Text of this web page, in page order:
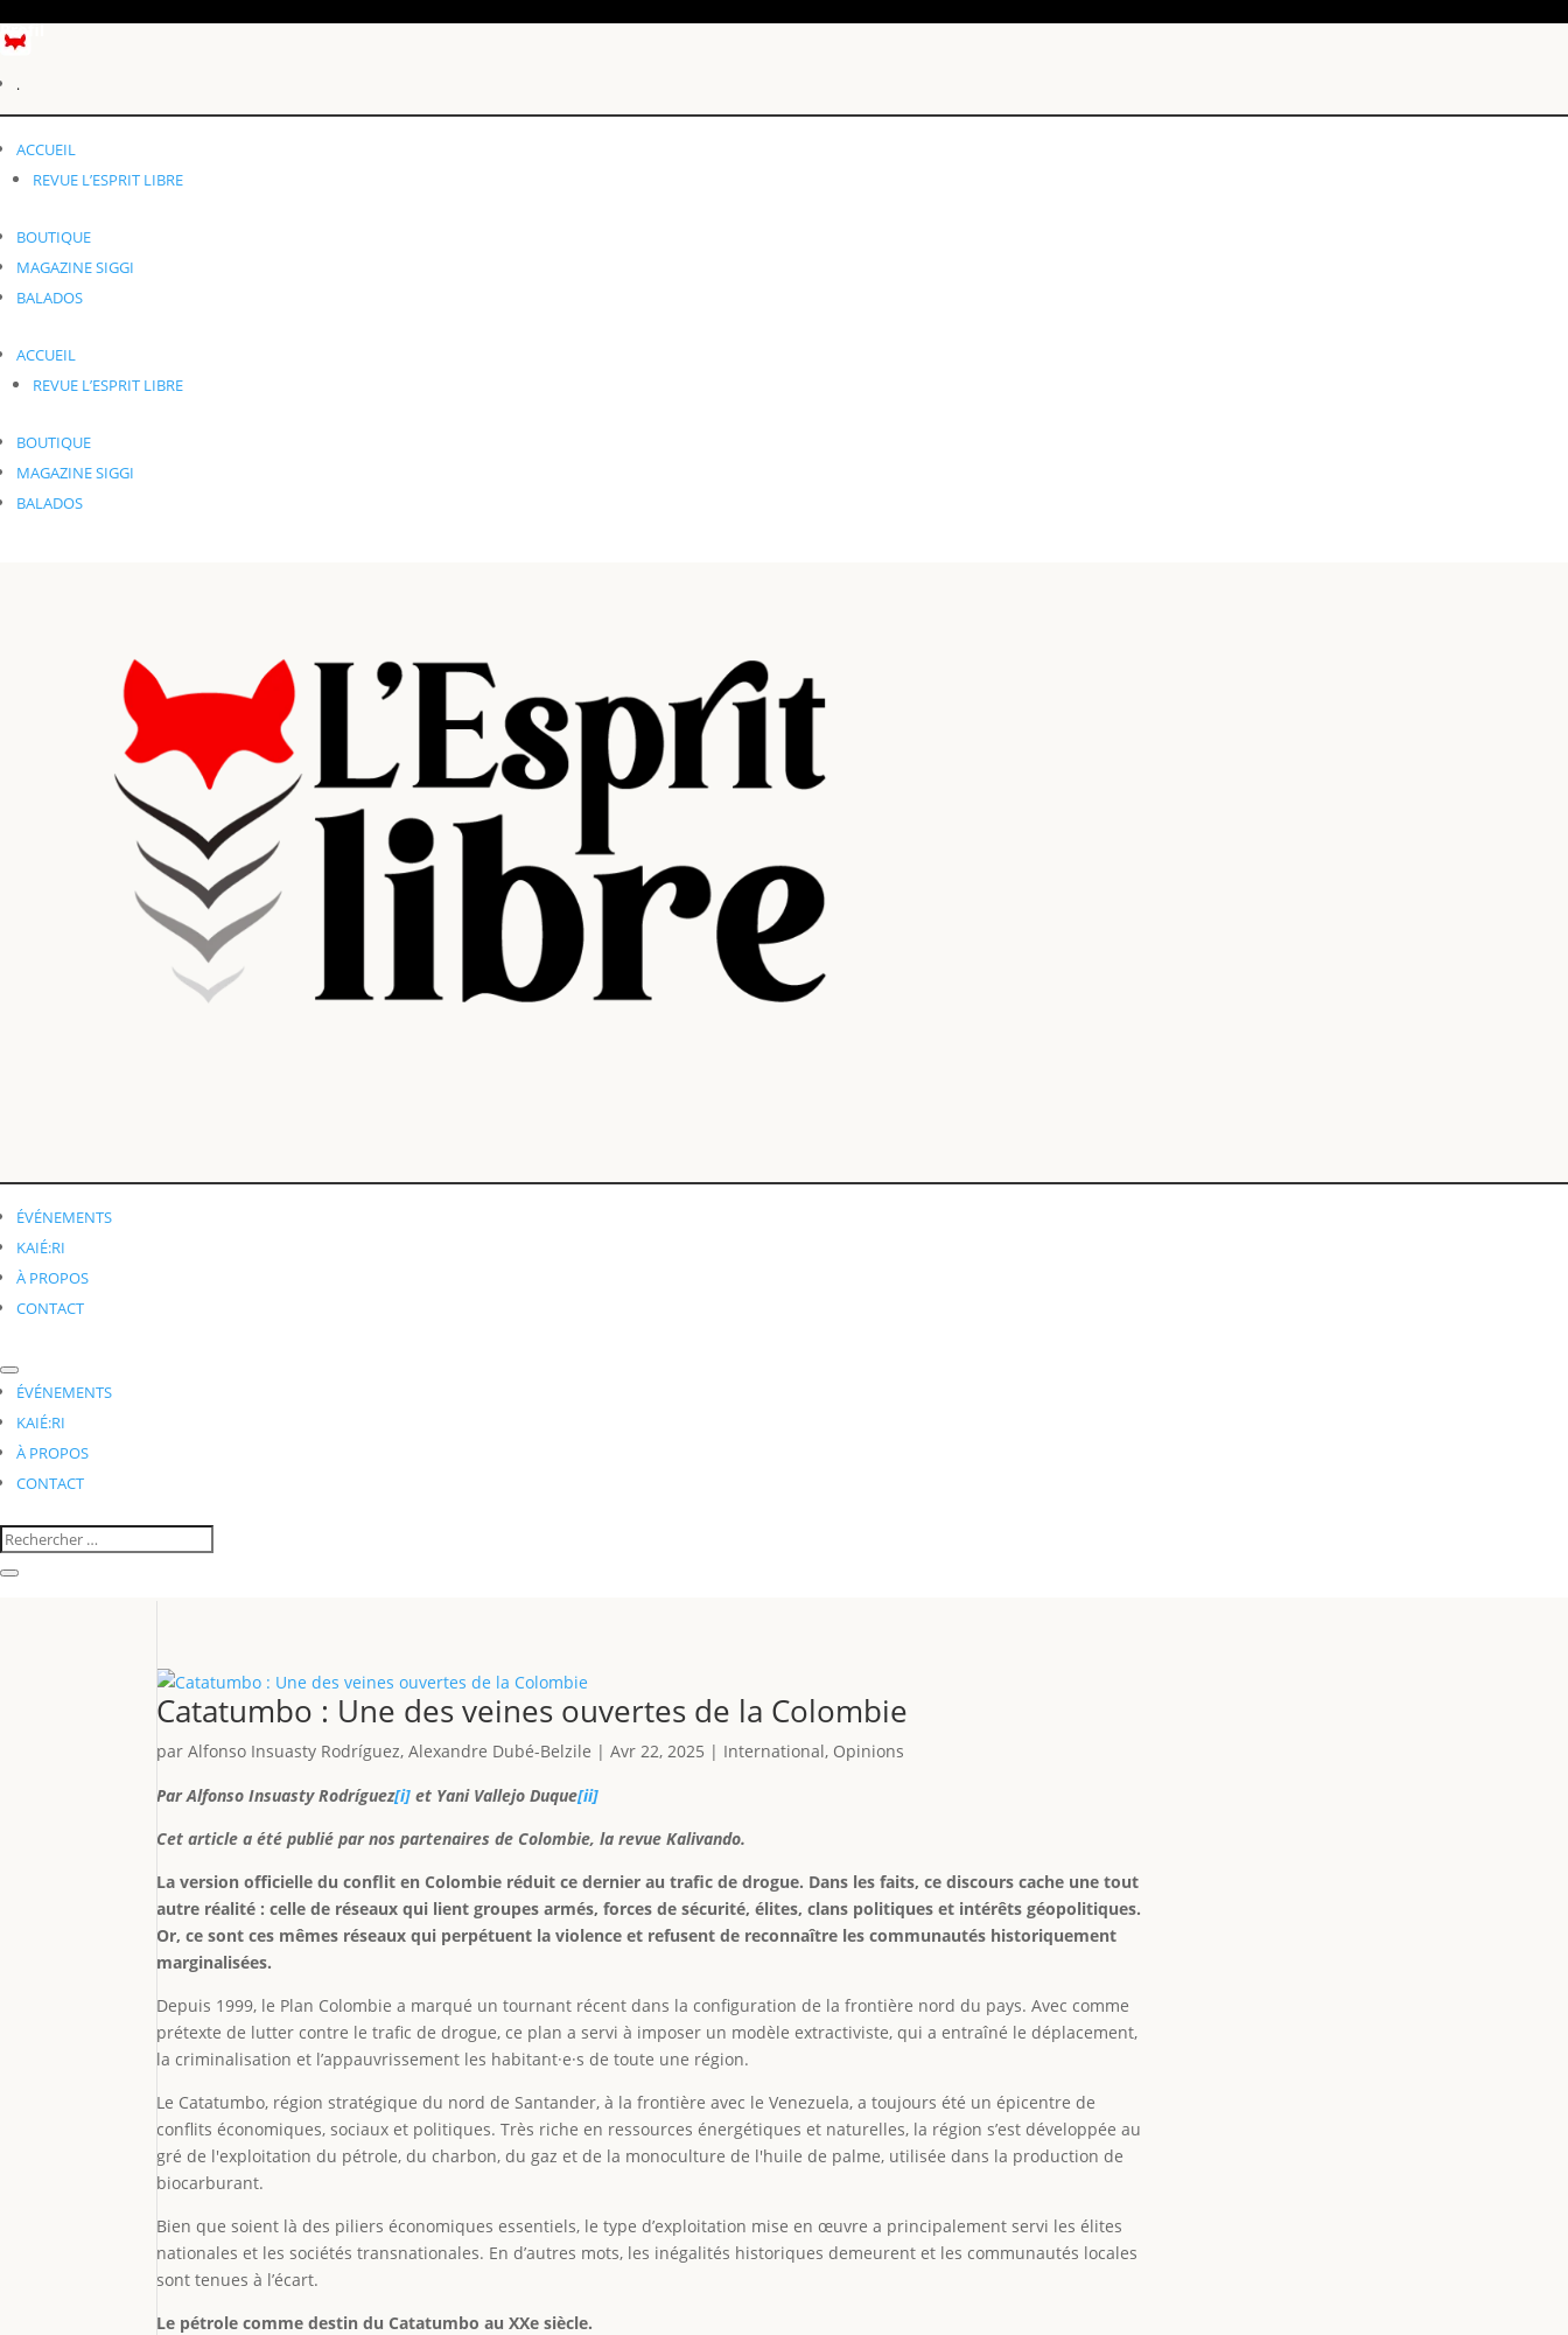
Profil
.
Éléments 0
.
ACCUEIL
REVUE L’ESPRIT LIBRE
BOUTIQUE
MAGAZINE SIGGI
BALADOS
ACCUEIL
REVUE L’ESPRIT LIBRE
BOUTIQUE
MAGAZINE SIGGI
BALADOS
ÉVÉNEMENTS
KAIÉ:RI
À PROPOS
CONTACT
ÉVÉNEMENTS
KAIÉ:RI
À PROPOS
CONTACT
Catatumbo : Une des veines ouvertes de la Colombie
parAlfonso Insuasty Rodríguez,Alexandre Dubé-Belzile |Avr 22, 2025 | International, Opinions
Par Alfonso Insuasty Rodríguez[i] et Yani Vallejo Duque[ii]
Cet article a été publié par nos partenaires de Colombie, la revue Kalivando.
La version officielle du conflit en Colombie réduit ce dernier au trafic de drogue. Dans les faits, ce discours cache une tout
autre réalité : celle de réseaux qui lient groupes armés, forces de sécurité, élites, clans politiques et intérêts géopolitiques.
Or, ce sont ces mêmes réseaux qui perpétuent la violence et refusent de reconnaître les communautés historiquement
marginalisées.
Depuis 1999, le Plan Colombie a marqué un tournant récent dans la configuration de la frontière nord du pays. Avec comme
prétexte de lutter contre le trafic de drogue, ce plan a servi à imposer un modèle extractiviste, qui a entraîné le déplacement,
la criminalisation et l’appauvrissement les habitant·e·s de toute une région.
Le Catatumbo, région stratégique du nord de Santander, à la frontière avec le Venezuela, a toujours été un épicentre de
conflits économiques, sociaux et politiques. Très riche en ressources énergétiques et naturelles, la région s’est développée au
gré de l'exploitation du pétrole, du charbon, du gaz et de la monoculture de l'huile de palme, utilisée dans la production de
biocarburant.
Bien que soient là des piliers économiques essentiels, le type d’exploitation mise en œuvre a principalement servi les élites
nationales et les sociétés transnationales. En d’autres mots, les inégalités historiques demeurent et les communautés locales
sont tenues à l’écart.
Le pétrole comme destin du Catatumbo au XXe siècle.